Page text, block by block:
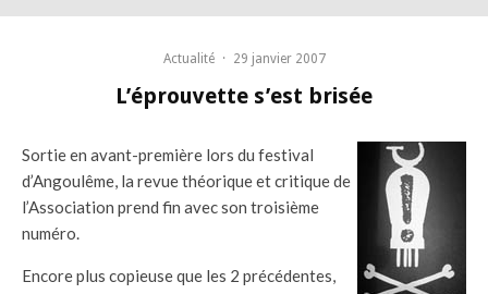
Actualité · 29 janvier 2007
L’éprouvette s’est brisée
Sortie en avant-première lors du festival
d’Angoulême, la revue théorique et critique de
l’Association prend fin avec son troisième
numéro.
Encore plus copieuse que les 2 précédentes,